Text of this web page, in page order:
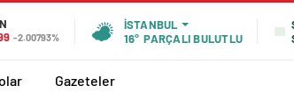
-2.00793%
İSTANBUL
16° PARÇALI BULUTLU
Gazeteler